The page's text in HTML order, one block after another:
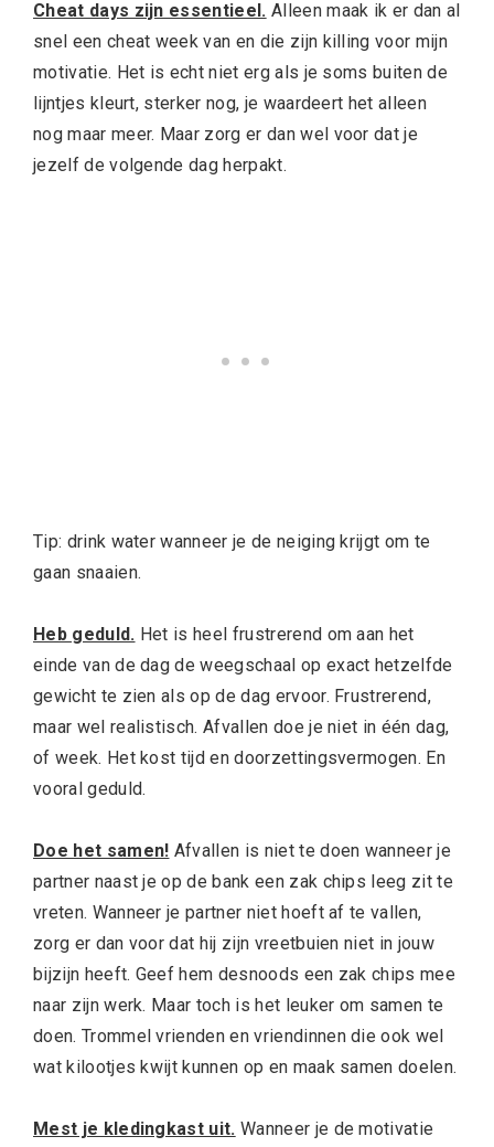
Cheat days zijn essentieel. Alleen maak ik er dan al
snel een cheat week van en die zijn killing voor mijn
motivatie. Het is echt niet erg als je soms buiten de
lijntjes kleurt, sterker nog, je waardeert het alleen
nog maar meer. Maar zorg er dan wel voor dat je
jezelf de volgende dag herpakt.
Tip: drink water wanneer je de neiging krijgt om te
gaan snaaien.
Heb geduld. Het is heel frustrerend om aan het
einde van de dag de weegschaal op exact hetzelfde
gewicht te zien als op de dag ervoor. Frustrerend,
maar wel realistisch. Afvallen doe je niet in één dag,
of week. Het kost tijd en doorzettingsvermogen. En
vooral geduld.
Doe het samen! Afvallen is niet te doen wanneer je
partner naast je op de bank een zak chips leeg zit te
vreten. Wanneer je partner niet hoeft af te vallen,
zorg er dan voor dat hij zijn vreetbuien niet in jouw
bijzijn heeft. Geef hem desnoods een zak chips mee
naar zijn werk. Maar toch is het leuker om samen te
doen. Trommel vrienden en vriendinnen die ook wel
wat kilootjes kwijt kunnen op en maak samen doelen.
Mest je kledingkast uit. Wanneer je de motivatie